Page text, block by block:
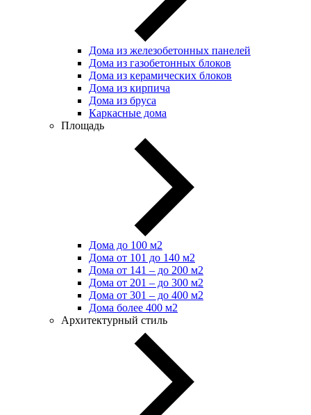
Дома из железобетонных панелей
Дома из газобетонных блоков
Дома из керамических блоков
Дома из кирпича
Дома из бруса
Каркасные дома
Площадь
Дома до 100 м2
Дома от 101 до 140 м2
Дома от 141 – до 200 м2
Дома от 201 – до 300 м2
Дома от 301 – до 400 м2
Дома более 400 м2
Архитектурный стиль